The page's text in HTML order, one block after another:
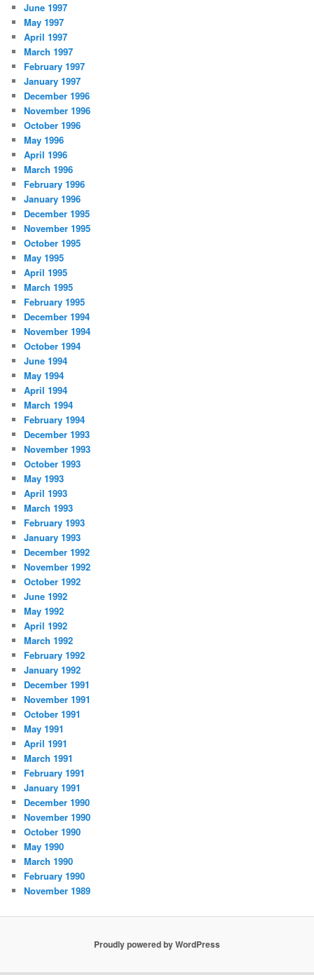
June 1997
May 1997
April 1997
March 1997
February 1997
January 1997
December 1996
November 1996
October 1996
May 1996
April 1996
March 1996
February 1996
January 1996
December 1995
November 1995
October 1995
May 1995
April 1995
March 1995
February 1995
December 1994
November 1994
October 1994
June 1994
May 1994
April 1994
March 1994
February 1994
December 1993
November 1993
October 1993
May 1993
April 1993
March 1993
February 1993
January 1993
December 1992
November 1992
October 1992
June 1992
May 1992
April 1992
March 1992
February 1992
January 1992
December 1991
November 1991
October 1991
May 1991
April 1991
March 1991
February 1991
January 1991
December 1990
November 1990
October 1990
May 1990
March 1990
February 1990
November 1989
Proudly powered by WordPress